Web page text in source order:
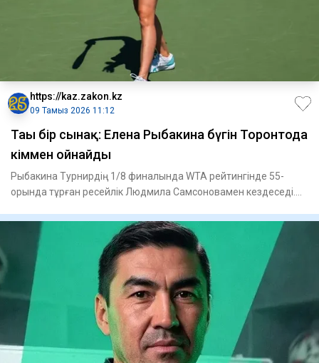
https://kaz.zakon.kz
09 Тамыз 2026 11:12
Тағы бір сынақ: Елена Рыбакина бүгін Торонтода
кіммен ойнайды
Рыбакина Турнирдің 1/8 финалында WTA рейтингінде 55-
орында тұрған ресейлік Людмила Самсоновамен кездеседі.